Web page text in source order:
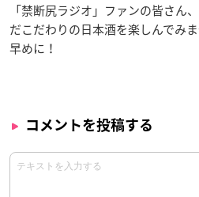
「禁断尻ラジオ」ファンの皆さん
だこだわりの日本酒を楽しんでみ
早めに！
コメントを投稿する